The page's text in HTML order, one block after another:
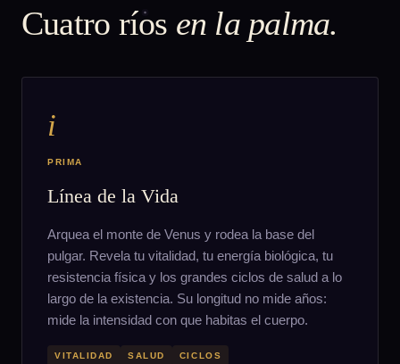
Cuatro ríos en la palma.
i
PRIMA
Línea de la Vida
Arquea el monte de Venus y rodea la base del
pulgar. Revela tu vitalidad, tu energía biológica, tu
resistencia física y los grandes ciclos de salud a lo
largo de la existencia. Su longitud no mide años:
mide la intensidad con que habitas el cuerpo.
VITALIDAD SALUD CICLOS